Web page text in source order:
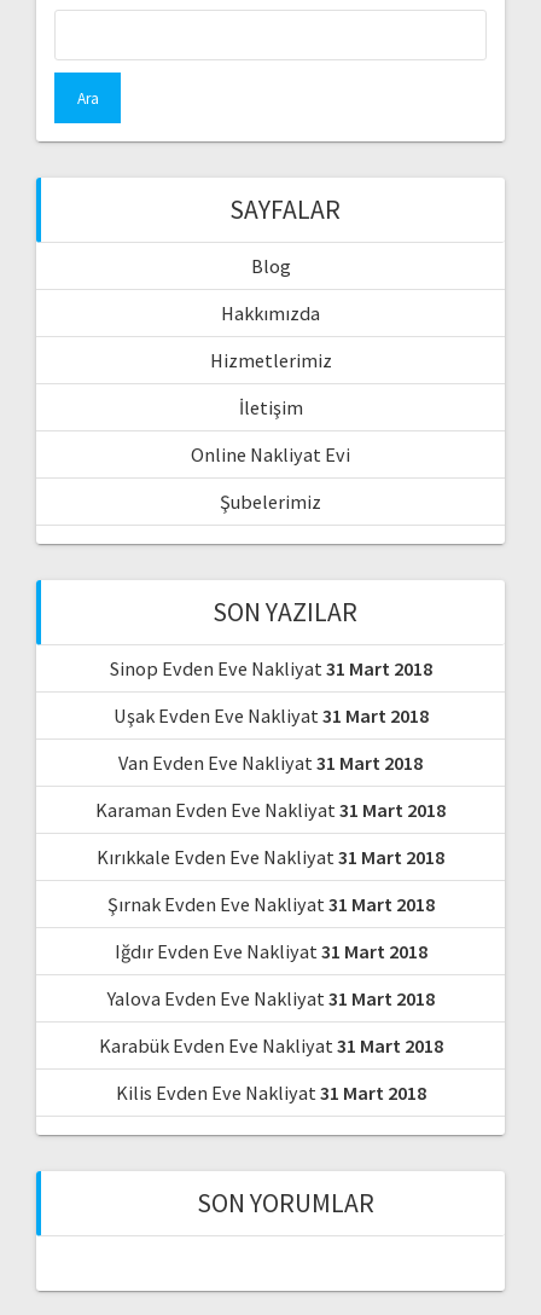
SAYFALAR
Blog
Hakkımızda
Hizmetlerimiz
İletişim
Online Nakliyat Evi
Şubelerimiz
SON YAZILAR
Sinop Evden Eve Nakliyat31 Mart 2018
Uşak Evden Eve Nakliyat31 Mart 2018
Van Evden Eve Nakliyat31 Mart 2018
Karaman Evden Eve Nakliyat31 Mart 2018
Kırıkkale Evden Eve Nakliyat31 Mart 2018
Şırnak Evden Eve Nakliyat31 Mart 2018
Iğdır Evden Eve Nakliyat31 Mart 2018
Yalova Evden Eve Nakliyat31 Mart 2018
Karabük Evden Eve Nakliyat31 Mart 2018
Kilis Evden Eve Nakliyat31 Mart 2018
SON YORUMLAR